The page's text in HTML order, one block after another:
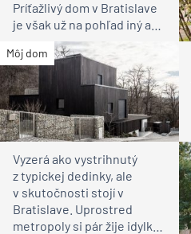
Príťažlivý dom v Bratislave
je však už na pohľad iný ako
susedia
Môj dom
Vyzerá ako vystrihnutý
z typickej dedinky, ale
v skutočnosti stojí v
Bratislave. Uprostred
metropoly si pár žije idylku